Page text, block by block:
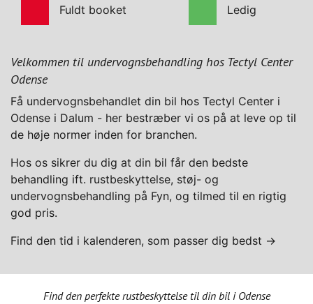
Velkommen til undervognsbehandling hos Tectyl Center
Odense
Få undervognsbehandlet din bil hos Tectyl Center i
Odense i Dalum - her bestræber vi os på at leve op til
de høje normer inden for branchen.
Hos os sikrer du dig at din bil får den bedste
behandling ift. rustbeskyttelse, støj- og
undervognsbehandling på Fyn, og tilmed til en rigtig
god pris.
Find den tid i kalenderen, som passer dig bedst →
Fuldt booket Ledig
Find den perfekte rustbeskyttelse til din bil i Odense